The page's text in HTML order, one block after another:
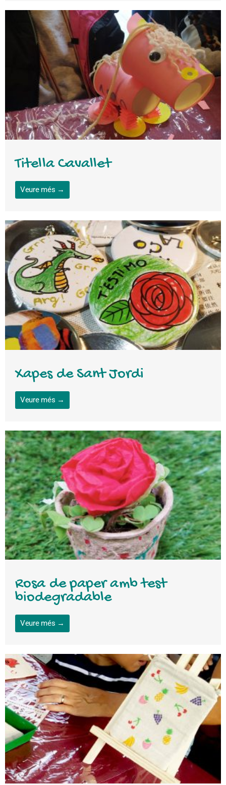
Titella Cavallet
Veure més →
Xapes de Sant Jordi
Veure més →
Rosa de paper amb test
biodegradable
Veure més →